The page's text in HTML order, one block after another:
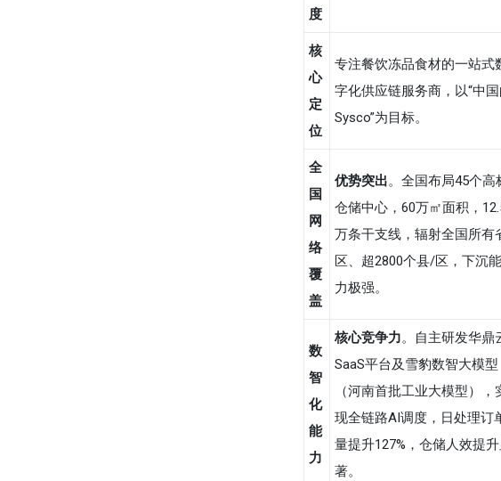
度
核
心
定
位
专注餐饮冻品食材的一站式
字化供应链服务商，以“中
Sysco”为目标。
全
国
网
络
覆
盖
优势突出。全国布局45个高
仓储中心，60万㎡面积，
万条干支线，辐射全国所有
区、超2800个县/区，下沉能
力极强。
数
智
化
能
力
核心竞争力。自主研发华鼎
SaaS平台及雪豹数智大模型
（河南首批工业大模型），
现全链路AI调度，日处理订
量提升127%，仓储人效提升
著。